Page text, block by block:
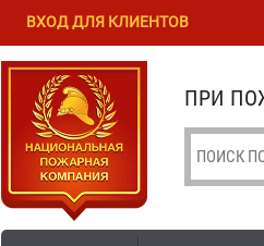
Перейти к
содержанию
Skip to
ПРИ
ВХОД ДЛЯ КЛИЕНТОВ